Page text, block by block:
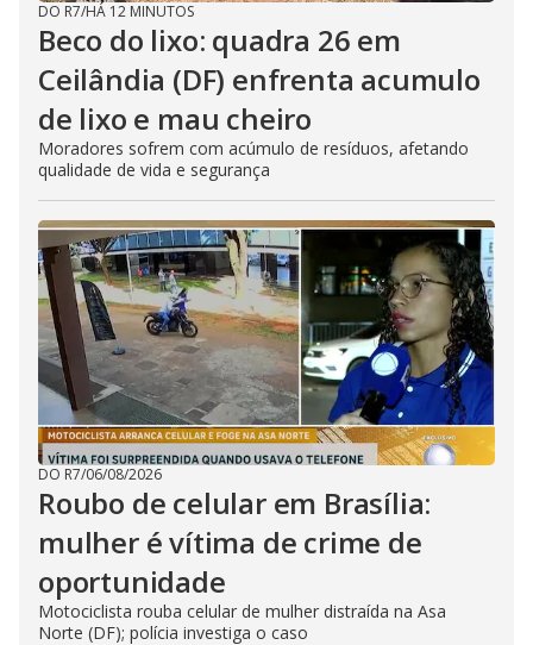
DO R7/HÁ 12 MINUTOS
Beco do lixo: quadra 26 em
Ceilândia (DF) enfrenta acumulo
de lixo e mau cheiro
Moradores sofrem com acúmulo de resíduos, afetando
qualidade de vida e segurança
DO R7/06/08/2026
Roubo de celular em Brasília:
mulher é vítima de crime de
oportunidade
Motociclista rouba celular de mulher distraída na Asa
Norte (DF); polícia investiga o caso